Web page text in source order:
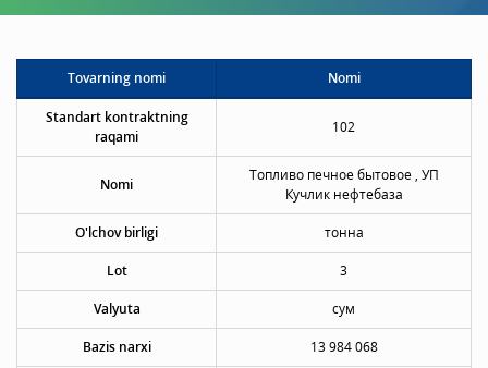
Tovarning nomi Nomi
Standart kontraktning
raqami
102
Nomi
Топливо печное бытовое , УП
Кучлик нефтебаза
O'lchov birligi тонна
Lot 3
Valyuta сум
Bazis narxi 13 984 068